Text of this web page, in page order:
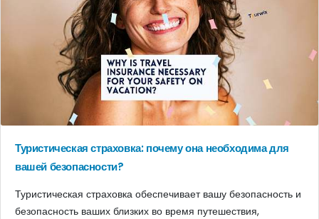
Туристическая страховка: почему она необходима для
вашей безопасности?
Туристическая страховка обеспечивает вашу безопасность и
безопасность ваших близких во время путешествия,